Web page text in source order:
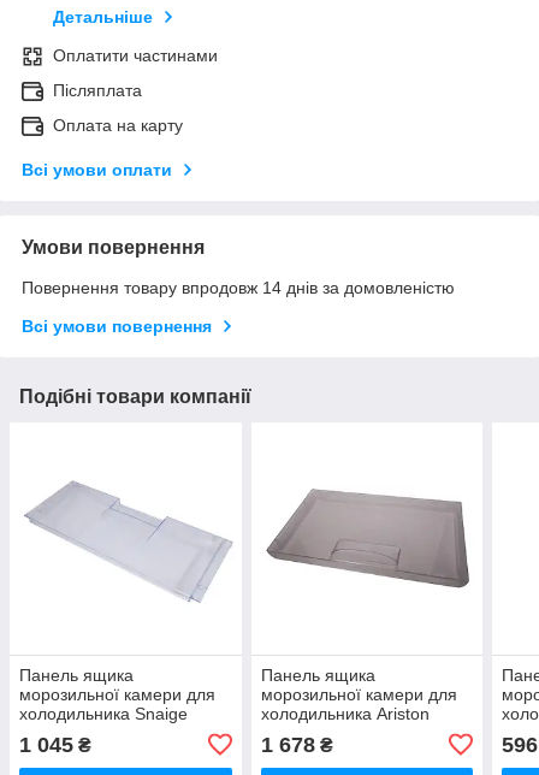
Детальніше
Оплатити частинами
Післяплата
Оплата на карту
Всі умови оплати
Умови повернення
Повернення товару впродовж 14 днів за домовленістю
Всі умови повернення
Подібні товари компанії
Панель ящика
морозильної камери для
холодильника Snaige
1 045 ₴
Панель ящика
морозильної камери для
холодильника Ariston
1 678₴ 596